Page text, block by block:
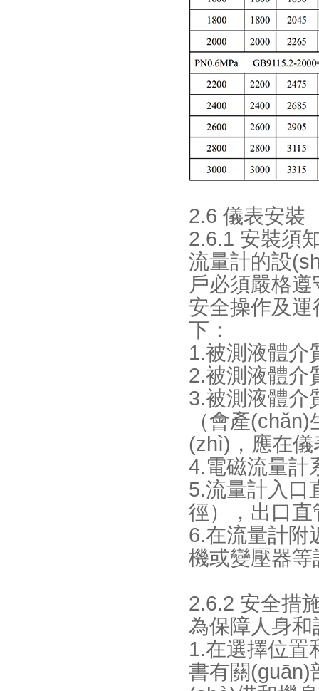
2.6 儀表安裝
2.6.1 安裝須
流量計的設
戶必須嚴格
安全操作及運
下：
1.被測液體介
2.被測液體介質
3.被測液體介
（會產
(zhì)，應
4.電磁流量計
5.流量計入口
徑），出
6.在流量計附
機或變壓器等
2.6.2 安全措
為保障人身和
1.在選擇位置
書有關(guān)部